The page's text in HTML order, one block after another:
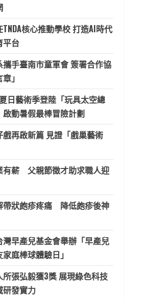
核心推動學校 打造AI時代
平台
手臺南市童軍會 簽署合作協
」
日藝術季登陸「玩具太空總
動暑假最棒冒險計劃
再啟新篇 見證「戲巢藝術
薪 父親節徵才助求職人迎
帶狀皰疹疼痛 降低皰疹後神
灣早產兒基金會舉辦「早產兒
庭棒球體驗日」
張弘毅獲3獎 展現綠色科技
研發實力